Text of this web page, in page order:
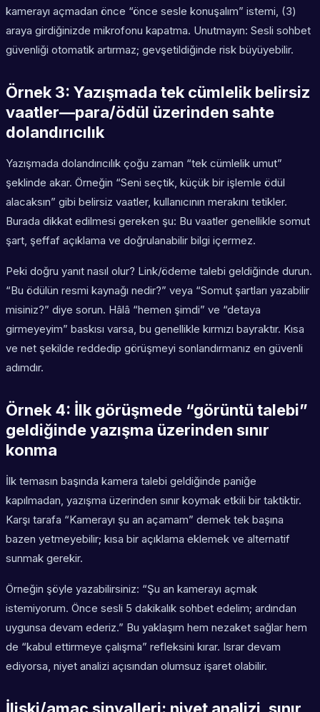
kamerayı açmadan önce “önce sesle konuşalım” istemi, (3)
araya girdiğinizde mikrofonu kapatma. Unutmayın: Sesli sohbet
güvenliği otomatik artırmaz; gevşetildiğinde risk büyüyebilir.
Örnek 3: Yazışmada tek cümlelik belirsiz
vaatler—para/ödül üzerinden sahte
dolandırıcılık
Yazışmada dolandırıcılık çoğu zaman “tek cümlelik umut”
şeklinde akar. Örneğin “Seni seçtik, küçük bir işlemle ödül
alacaksın” gibi belirsiz vaatler, kullanıcının merakını tetikler.
Burada dikkat edilmesi gereken şu: Bu vaatler genellikle somut
şart, şeffaf açıklama ve doğrulanabilir bilgi içermez.
Peki doğru yanıt nasıl olur? Link/ödeme talebi geldiğinde durun.
“Bu ödülün resmi kaynağı nedir?” veya “Somut şartları yazabilir
misiniz?” diye sorun. Hâlâ “hemen şimdi” ve “detaya
girmeyeyim” baskısı varsa, bu genellikle kırmızı bayraktır. Kısa
ve net şekilde reddedip görüşmeyi sonlandırmanız en güvenli
adımdır.
Örnek 4: İlk görüşmede “görüntü talebi”
geldiğinde yazışma üzerinden sınır
konma
İlk temasın başında kamera talebi geldiğinde paniğe
kapılmadan, yazışma üzerinden sınır koymak etkili bir taktiktir.
Karşı tarafa “Kamerayı şu an açamam” demek tek başına
bazen yetmeyebilir; kısa bir açıklama eklemek ve alternatif
sunmak gerekir.
Örneğin şöyle yazabilirsiniz: “Şu an kamerayı açmak
istemiyorum. Önce sesli 5 dakikalık sohbet edelim; ardından
uygunsa devam ederiz.” Bu yaklaşım hem nezaket sağlar hem
de “kabul ettirmeye çalışma” refleksini kırar. Israr devam
ediyorsa, niyet analizi açısından olumsuz işaret olabilir.